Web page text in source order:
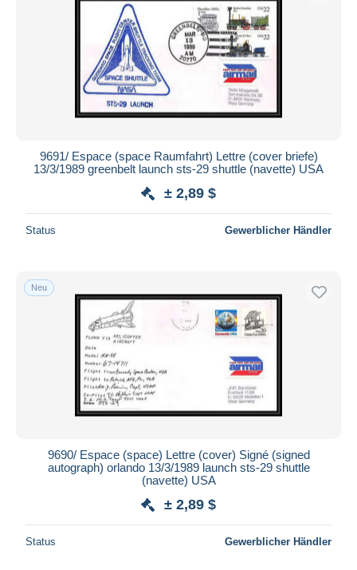
9691/ Espace (space Raumfahrt) Lettre (cover briefe)
13/3/1989 greenbelt launch sts-29 shuttle (navette) USA
± 2,89 $
Status Gewerblicher Händler
Neu
9690/ Espace (space) Lettre (cover) Signé (signed
autograph) orlando 13/3/1989 launch sts-29 shuttle
(navette) USA
± 2,89 $
Status Gewerblicher Händler